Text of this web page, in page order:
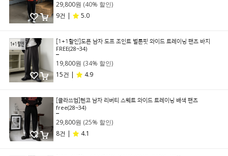
29,800원 (40% 할인)
9건 |
5.0
[1+1할인]도픈 남자 도프 조인트 벌룬핏 와이드 트레이닝 팬츠 바지
FREE(28~34)
19,800원 (34% 할인)
15건 |
4.9
[클라쓰업]헨코 남자 리버티 스웨트 와이드 트레이닝 배색 팬츠
free(28~34)
29,800원 (25% 할인)
8건 |
4.1